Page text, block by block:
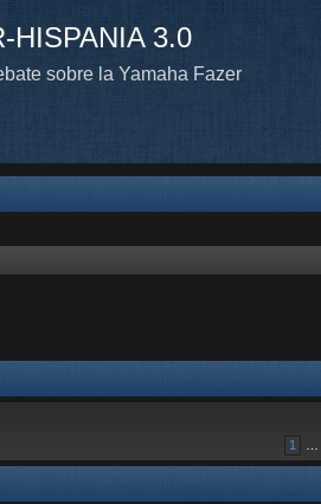
HISPANIA 3.0
sobre la Yamaha Fazer
1